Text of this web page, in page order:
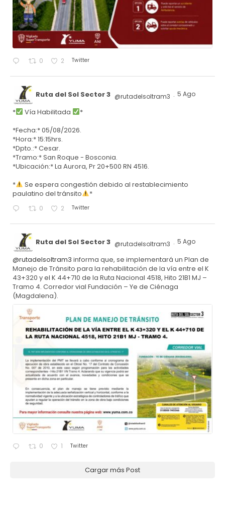
0 2 Twitter
Ruta del Sol Sector 3 @rutadelsoltram3 · 5 Ago
* Vía Habilitada
*
*Fecha:* 05/08/2026.
*Hora:* 15:15hrs.
*Dpto.:* Cesar.
*Tramo:* San Roque - Bosconia.
*Ubicación:* La Aurora, Pr 20+500 RN 4516.
*
Se espera congestión debido al restablecimiento
paulatino del tránsito
*
0 2 Twitter
Ruta del Sol Sector 3 @rutadelsoltram3 · 5 Ago
@rutadelsoltram3 informa que, se implementará un Plan de
Manejo de Tránsito para la rehabilitación de la vía entre el K
43+320 y el K 44+710 de la Ruta Nacional 4518, Hito 21B1 MJ –
Tramo 4. Corredor vial Fundación – Ye de Ciénaga
(Magdalena).
0 1 Twitter
Cargar más Post